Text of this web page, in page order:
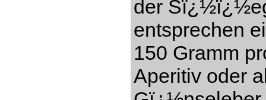
der
entsprechen
150 Gramm
Aperitiv oder